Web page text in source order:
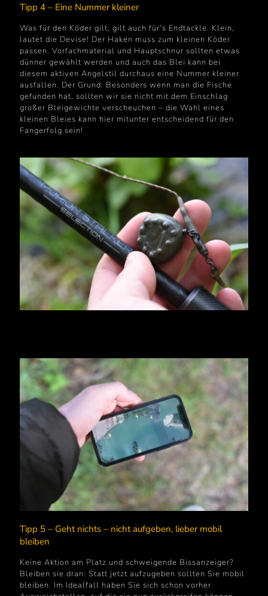
Tipp 4 – Eine Nummer kleiner
Was für den Köder gilt, gilt auch für‘s Endtackle. Klein,
lautet die Devise! Der Haken muss zum kleinen Köder
passen. Vorfachmaterial und Hauptschnur sollten etwas
dünner gewählt werden und auch das Blei kann bei
diesem aktiven Angelstil durchaus eine Nummer kleiner
ausfallen. Der Grund: Besonders wenn man die Fische
gefunden hat, sollten wir sie nicht mit dem Einschlag
großer Bleigewichte verscheuchen – die Wahl eines
kleinen Bleies kann hier mitunter entscheidend für den
Fangerfolg sein!
Tipp 5 – Geht nichts – nicht aufgeben, lieber mobil
bleiben
Keine Aktion am Platz und schweigende Bissanzeiger?
Bleiben sie dran: Statt jetzt aufzugeben sollten Sie mobil
bleiben. Im Idealfall haben Sie sich schon vorher